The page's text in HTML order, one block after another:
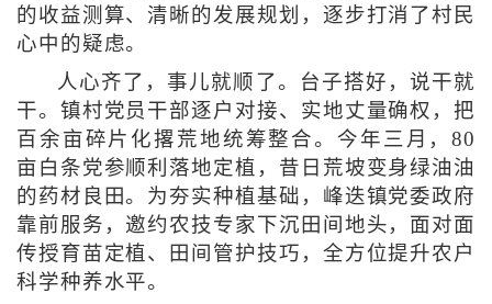
的收益测算、清晰的发展规划，逐步打消了村民
心中的疑虑。
人心齐了，事儿就顺了。台子搭好，说干就
干。镇村党员干部逐户对接、实地丈量确权，把
百余亩碎片化撂荒地统筹整合。今年三月，80
亩白条党参顺利落地定植，昔日荒坡变身绿油油
的药材良田。为夯实种植基础，峰迭镇党委政府
靠前服务，邀约农技专家下沉田间地头，面对面
传授育苗定植、田间管护技巧，全方位提升农户
科学种养水平。